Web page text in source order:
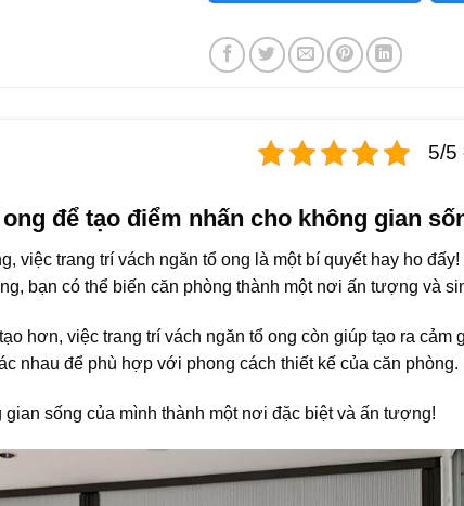
5/5
để tạo điểm nhấn cho không gian
việc trang trí vách ngăn tổ ong là một bí quyết hay ho
bạn có thể biến căn phòng thành một nơi ấn tượng và
hơn, việc trang trí vách ngăn tổ ong còn giúp tạo ra cảm
nhau để phù hợp với phong cách thiết kế của căn phòng.
sống của mình thành một nơi đặc biệt và ấn tượng!